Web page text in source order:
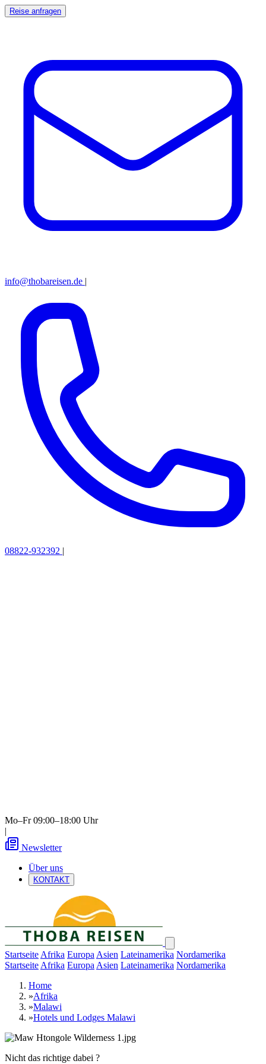
Reise anfragen
info@thobareisen.de |
08822-932392 |
Mo–Fr 09:00–18:00 Uhr
|
Newsletter
Über uns
KONTAKT
Startseite Afrika Europa Asien Lateinamerika Nordamerika
Startseite Afrika Europa Asien Lateinamerika Nordamerika
Home
»Afrika
»Malawi
»Hotels und Lodges Malawi
Nicht das richtige dabei ?